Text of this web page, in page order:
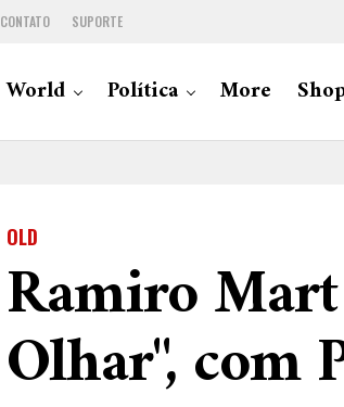
CONTATO SUPORTE
World Política More
OLD
Ramiro
Olhar", com